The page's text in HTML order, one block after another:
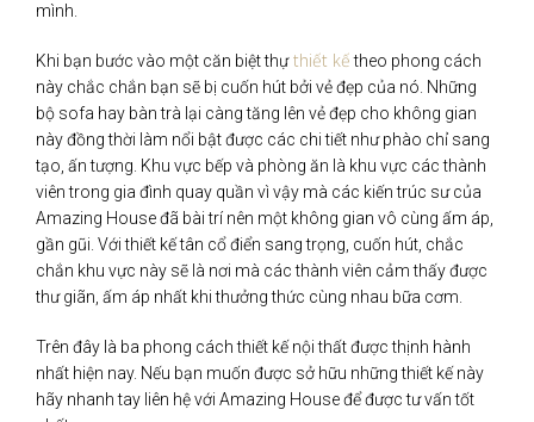
mình.
Khi bạn bước vào một căn biệt thựthiết kếtheo phong cách
này chắc chắn bạn sẽ bị cuốn hút bởi vẻ đẹp của nó. Những
bộ sofa hay bàn trà lại càng tăng lên vẻ đẹp cho không gian
này đồng thời làm nổi bật được các chi tiết như phào chỉ sang
tạo, ấn tượng. Khu vực bếp và phòng ăn là khu vực các thành
viên trong gia đình quay quần vì vậy mà các kiến trúc sư của
Amazing House đã bài trí nên một không gian vô cùng ấm áp,
gần gũi. Với thiết kế tân cổ điển sang trọng, cuốn hút, chắc
chắn khu vực này sẽ là nơi mà các thành viên cảm thấy được
thư giãn, ấm áp nhất khi thưởng thức cùng nhau bữa cơm.
Trên đây là ba phong cách thiết kế nội thất được thịnh hành
nhất hiện nay. Nếu bạn muốn được sở hữu những thiết kế này
hãy nhanh tay liên hệ với Amazing House để được tư vấn tốt